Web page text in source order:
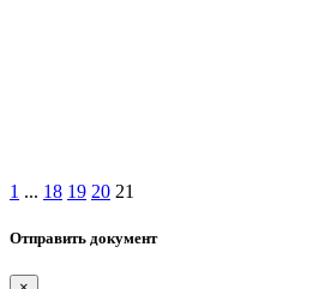
1 ... 18 19 20 21
Отправить документ